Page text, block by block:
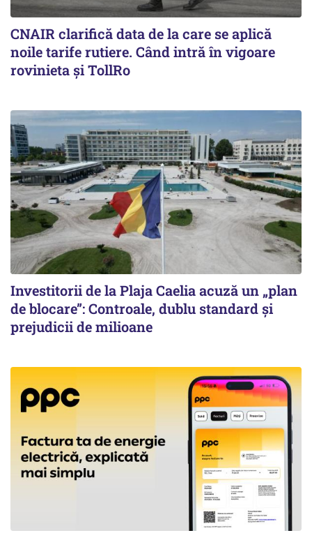
CNAIR clarifică data de la care se aplică
noile tarife rutiere. Când intră în vigoare
rovinieta și TollRo
Investitorii de la Plaja Caelia acuză un „plan
de blocare”: Controale, dublu standard și
prejudicii de milioane